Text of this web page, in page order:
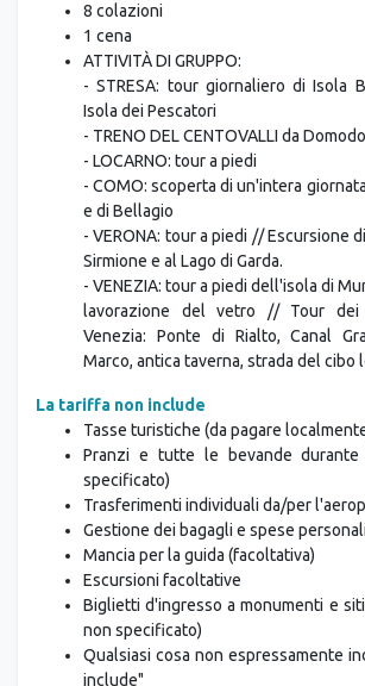
del tour
8 colazioni
1 cena
ATTIVITÀ DI GRUPPO:
- STRESA: tour giornaliero di Isola
Isola dei Pescatori
- TRENO DEL CENTOVALLI da
- LOCARNO: tour a piedi
- COMO: scoperta di un'intera
e di Bellagio
- VERONA: tour a piedi // Escursione
Sirmione e al Lago di Garda.
- VENEZIA: tour a piedi dell'isola di
lavorazione del vetro // Tour dei
Marco, antica taverna, strada del cibo
La tariffa non include
Tasse turistiche (da pagare localmente)
Pranzi e tutte le bevande durante
specificato)
Trasferimenti individuali da/per
Gestione dei bagagli e spese personali
Mancia per la guida (facoltativa)
Escursioni facoltative
Biglietti d'ingresso a monumenti e siti
non specificato)